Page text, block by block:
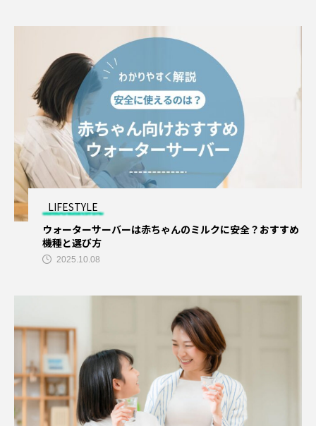
LIFESTYLE
ウォーターサーバーは赤ちゃんのミルクに安全？おすすめ
機種と選び方
2025.10.08
イージーゲイナー診断
ウォーターサーバー エアコンクリーニング
オンラインフィットネス カーリース
カーリース比較 カウンセリング
カップル割 ギフト
ダイエット
ナイトブラおすすめ
パーソナルジム女性 パーソナルトレーニング
パーソナルトレーニングカップル
パーソナルトレーニングペア ビヨンドジム